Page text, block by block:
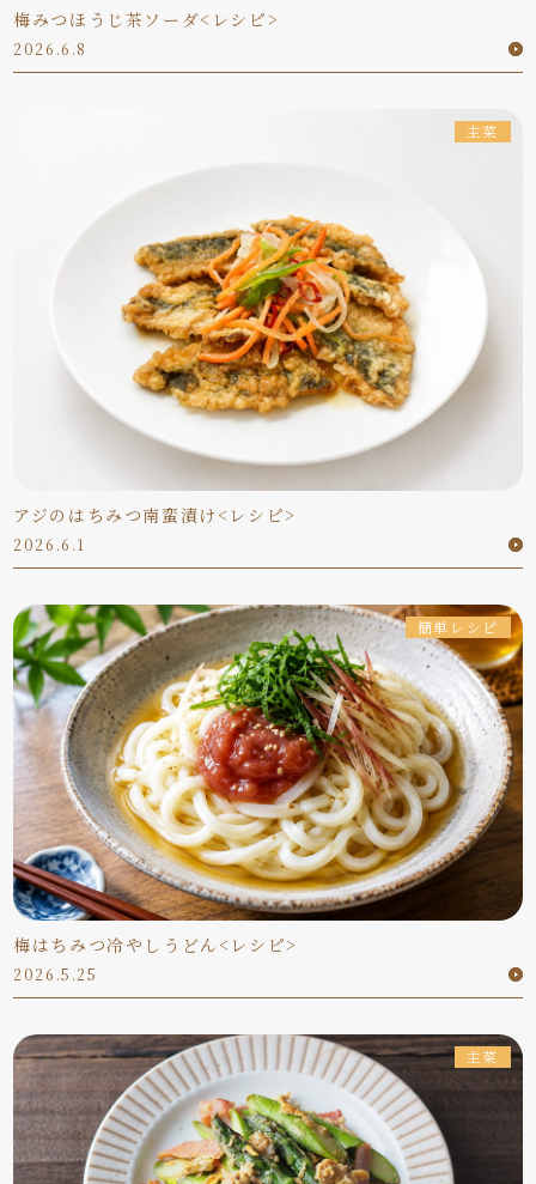
梅みつほうじ茶ソーダ<レシピ>
2026.6.8
主菜
アジのはちみつ南蛮漬け<レシピ>
2026.6.1
簡単レシピ
梅はちみつ冷やしうどん<レシピ>
2026.5.25
主菜